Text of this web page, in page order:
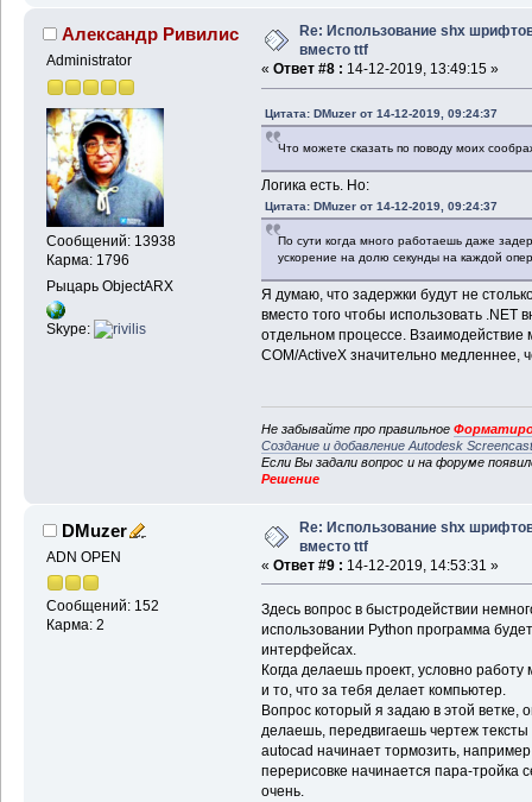
Александр Ривилис
Administrator
Сообщений: 13938
Карма: 1796
Рыцарь ObjectARX
Skype:
Re: Использование shx
вместо ttf
« Ответ #8 : 14-12-2019, 13:49:15 »
Цитата: DMuzer от 14-12-2019, 09:24:37
Что можете сказать по поводу моих
Логика есть. Но:
Цитата: DMuzer от 14-12-2019, 09:24:37
По сути когда много работаешь даже
ускорение на долю секунды на каждой
Я думаю, что задержки будут не
вместо того чтобы использовать .NET
отдельном процессе.
COM/ActiveX значительно медленнее,
Не забывайте про правильное
Создание и добавление Autodesk
Если Вы задали вопрос и на форуме
Решение
DMuzer
ADN OPEN
Сообщений: 152
Карма: 2
Re: Использование shx
вместо ttf
« Ответ #9 : 14-12-2019, 14:53:31 »
Здесь вопрос в быстродействии
использовании Python программа
интерфейсах.
Когда делаешь проект, условно
и то, что за тебя делает компьютер.
Вопрос который я задаю в этой ветке,
делаешь, передвигаешь чертеж
autocad начинает тормозить,
перерисовке начинается пара-тройка
очень.